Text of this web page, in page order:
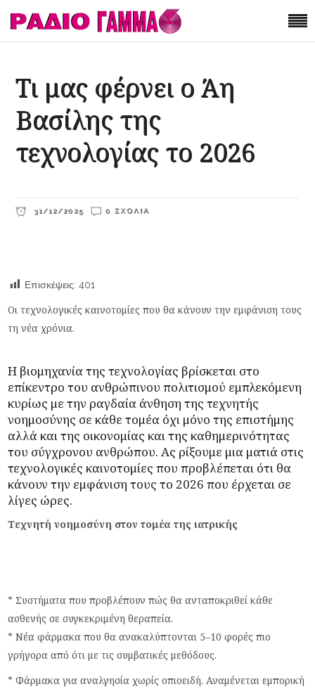
Τι μας φέρνει ο Άη
Βασίλης της
τεχνολογίας το 2026
31/12/2025 0 ΣΧΌΛΙΑ
Επισκέψεις: 401
Οι τεχνολογικές καινοτομίες που θα κάνουν την εμφάνιση τους
τη νέα χρόνια.
Η βιομηχανία της τεχνολογίας βρίσκεται στο
επίκεντρο του ανθρώπινου πολιτισμού εμπλεκόμενη
κυρίως με την ραγδαία άνθηση της τεχνητής
νοημοσύνης σε κάθε τομέα όχι μόνο της επιστήμης
αλλά και της οικονομίας και της καθημερινότητας
του σύγχρονου ανθρώπου. Ας ρίξουμε μια ματιά στις
τεχνολογικές καινοτομίες που προβλέπεται ότι θα
κάνουν την εμφάνιση τους το 2026 που έρχεται σε
λίγες ώρες.
Τεχνητή νοημοσύνη στον τομέα της ιατρικής
* Συστήματα που προβλέπουν πώς θα ανταποκριθεί κάθε
ασθενής σε συγκεκριμένη θεραπεία.
* Νέα φάρμακα που θα ανακαλύπτονται 5–10 φορές πιο
γρήγορα από ότι με τις συμβατικές μεθόδους.
* Φάρμακα για αναλγησία χωρίς οπιοειδή. Αναμένεται εμπορική